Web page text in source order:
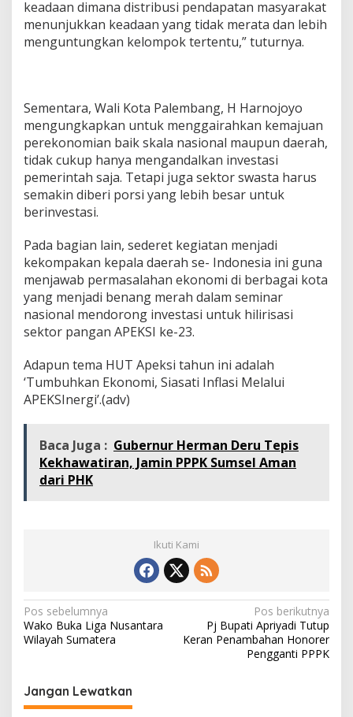
keadaan dimana distribusi pendapatan masyarakat
menunjukkan keadaan yang tidak merata dan lebih
menguntungkan kelompok tertentu,” tuturnya.
Sementara, Wali Kota Palembang, H Harnojoyo
mengungkapkan untuk menggairahkan kemajuan
perekonomian baik skala nasional maupun daerah,
tidak cukup hanya mengandalkan investasi
pemerintah saja. Tetapi juga sektor swasta harus
semakin diberi porsi yang lebih besar untuk
berinvestasi.
Pada bagian lain, sederet kegiatan menjadi
kekompakan kepala daerah se- Indonesia ini guna
menjawab permasalahan ekonomi di berbagai kota
yang menjadi benang merah dalam seminar
nasional mendorong investasi untuk hilirisasi
sektor pangan APEKSI ke-23.
Adapun tema HUT Apeksi tahun ini adalah
‘Tumbuhkan Ekonomi, Siasati Inflasi Melalui
APEKSInergi’.(adv)
Baca Juga : Gubernur Herman Deru Tepis
Kekhawatiran, Jamin PPPK Sumsel Aman
dari PHK
Ikuti Kami
N
a
i
g
Pos sebelumnya
Wako Buka Liga Nusantara
Wilayah Sumatera
Pos berikutnya
Pj Bupati Apriyadi Tutup
Keran Penambahan Honorer
Pengganti PPPK
Jangan Lewatkan